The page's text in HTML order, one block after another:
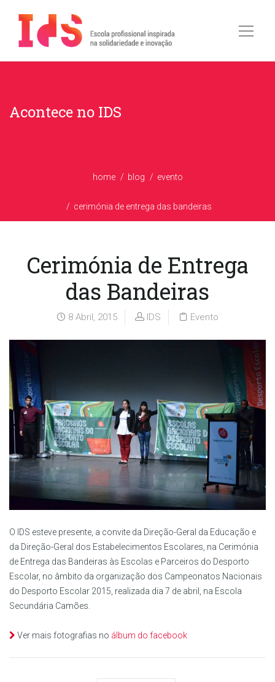
Acontece no IDS
home blog evento
cerimónia de entrega das bandeiras
Cerimónia de Entrega
das Bandeiras
8 Abril, 2015 IDS Evento
O IDS esteve presente, a convite da Direção-Geral da Educação e
da Direção-Geral dos Estabelecimentos Escolares, na Cerimónia
de Entrega das Bandeiras às Escolas e Parceiros do Desporto
Escolar, no âmbito da organização dos Campeonatos Nacionais
do Desporto Escolar 2015, realizada dia 7 de abril, na Escola
Secundária Camões.
Ver mais fotografias no álbum do facebook